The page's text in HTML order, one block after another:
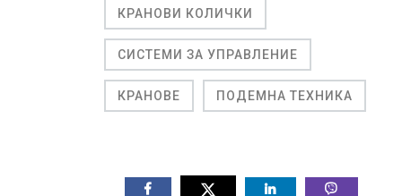
КРАНОВИ КОЛИЧКИ
СИСТЕМИ ЗА УПРАВЛЕНИЕ
КРАНОВЕ ПОДЕМНА ТЕХНИКА